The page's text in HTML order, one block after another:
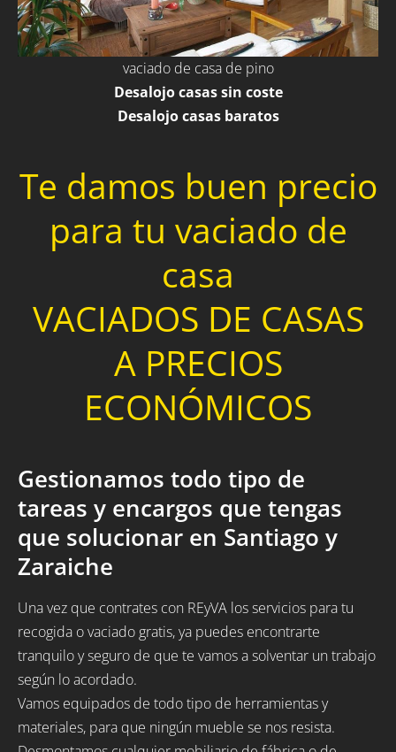
vaciado de casa de pino
Desalojo casas sin coste
Desalojo casas baratos
Te damos buen precio
para tu vaciado de
casa
VACIADOS DE CASAS
A PRECIOS
ECONÓMICOS
Gestionamos todo tipo de
tareas y encargos que tengas
que solucionar en Santiago y
Zaraiche
Una vez que contrates con REyVA los servicios para tu
recogida o vaciado gratis, ya puedes encontrarte
tranquilo y seguro de que te vamos a solventar un trabajo
según lo acordado.
Vamos equipados de todo tipo de herramientas y
materiales, para que ningún mueble se nos resista.